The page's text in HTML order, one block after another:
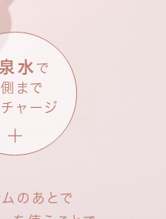
水で
まで
ャージ
のあとで